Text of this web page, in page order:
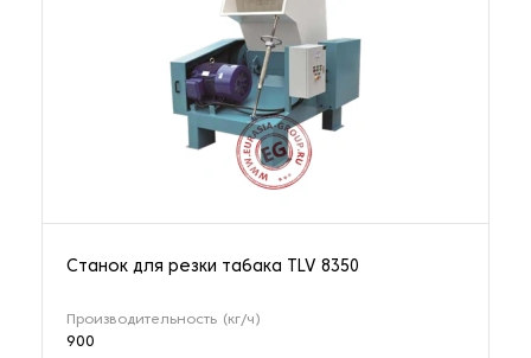
Станок для резки табака TLV 8350
Производительность (кг/ч)
900